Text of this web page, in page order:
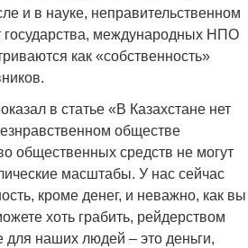
и в науке, неправительственном
государства, международных НПО
как «собственность»
в статье «В Казахстане нет
обществе
общественных средств не могут
масштабы. У нас сейчас
кроме денег, и неважно, как вы
хоть грабить, рейдерством
для наших людей – это деньги,